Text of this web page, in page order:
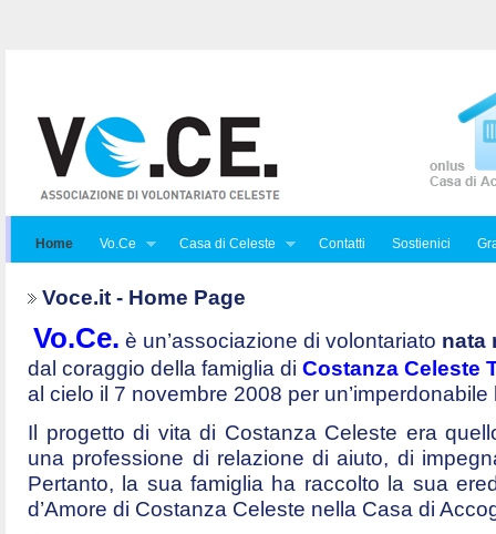
Home Vo.Ce Casa di Celeste Contatti Sostienici
Voce.it - Home Page
Vo.Ce. è un’associazione di volontariato nata
dal coraggio della famiglia di Costanza Celeste
al cielo il 7 novembre 2008 per
Il progetto di vita di Costanza Celeste era
una professione di relazione di aiuto, di
Pertanto, la sua famiglia ha raccolto la sua
d’Amore di Costanza Celeste nella Casa di